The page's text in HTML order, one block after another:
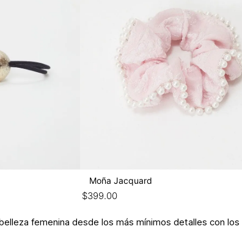
Moña Jacquard
$399.00
femenina desde los más mínimos detalles con los